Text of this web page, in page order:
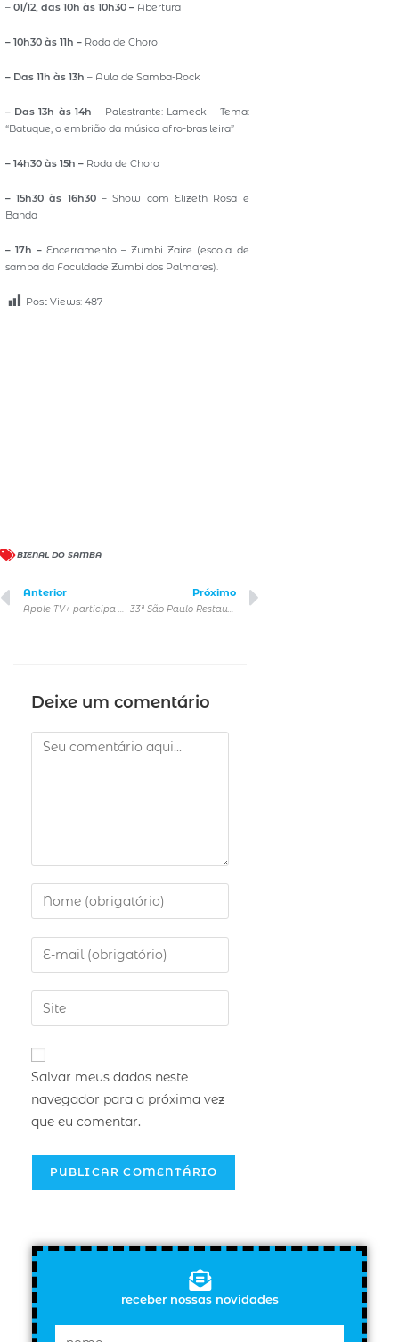
– 01/12, das 10h às 10h30 –Abertura
– 10h30 às 11h –Roda de Choro
– Das 11h às 13h – Aula de Samba-Rock
– Das 13h às 14h – Palestrante: Lameck – Tema:
“Batuque, o embrião da música afro-brasileira”
– 14h30 às 15h –Roda de Choro
– 15h30 às 16h30– Show com Elizeth Rosa e
Banda
– 17h – Encerramento – Zumbi Zaire (escola de
samba da Faculdade Zumbi dos Palmares).
Post Views: 487
BIENAL DO SAMBA
Anterior Próximo
Deixe um comentário
Salvar meus dados neste
navegador para a próxima vez
que eu comentar.
receber nossas novidades